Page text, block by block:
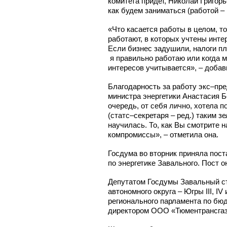
как будем заниматься (работой
«Что касается работы в целом,
работают, в которых учтены
Если бизнес задушили, налоги
я правильно работаю или когда
интересов учитывается», –
Благодарность за работу
министра энергетики Анастасия
очередь, от себя лично, хотела
(статс–секретаря – ред.) таким
научилась. То, как Вы смотрите
компромиссы», – отметила она.
Госдума во вторник приняла
по энергетике Завального. Пост
Депутатом Госдумы Завальный
автономного округа – Югры III,
регионального парламента по
директором ООО